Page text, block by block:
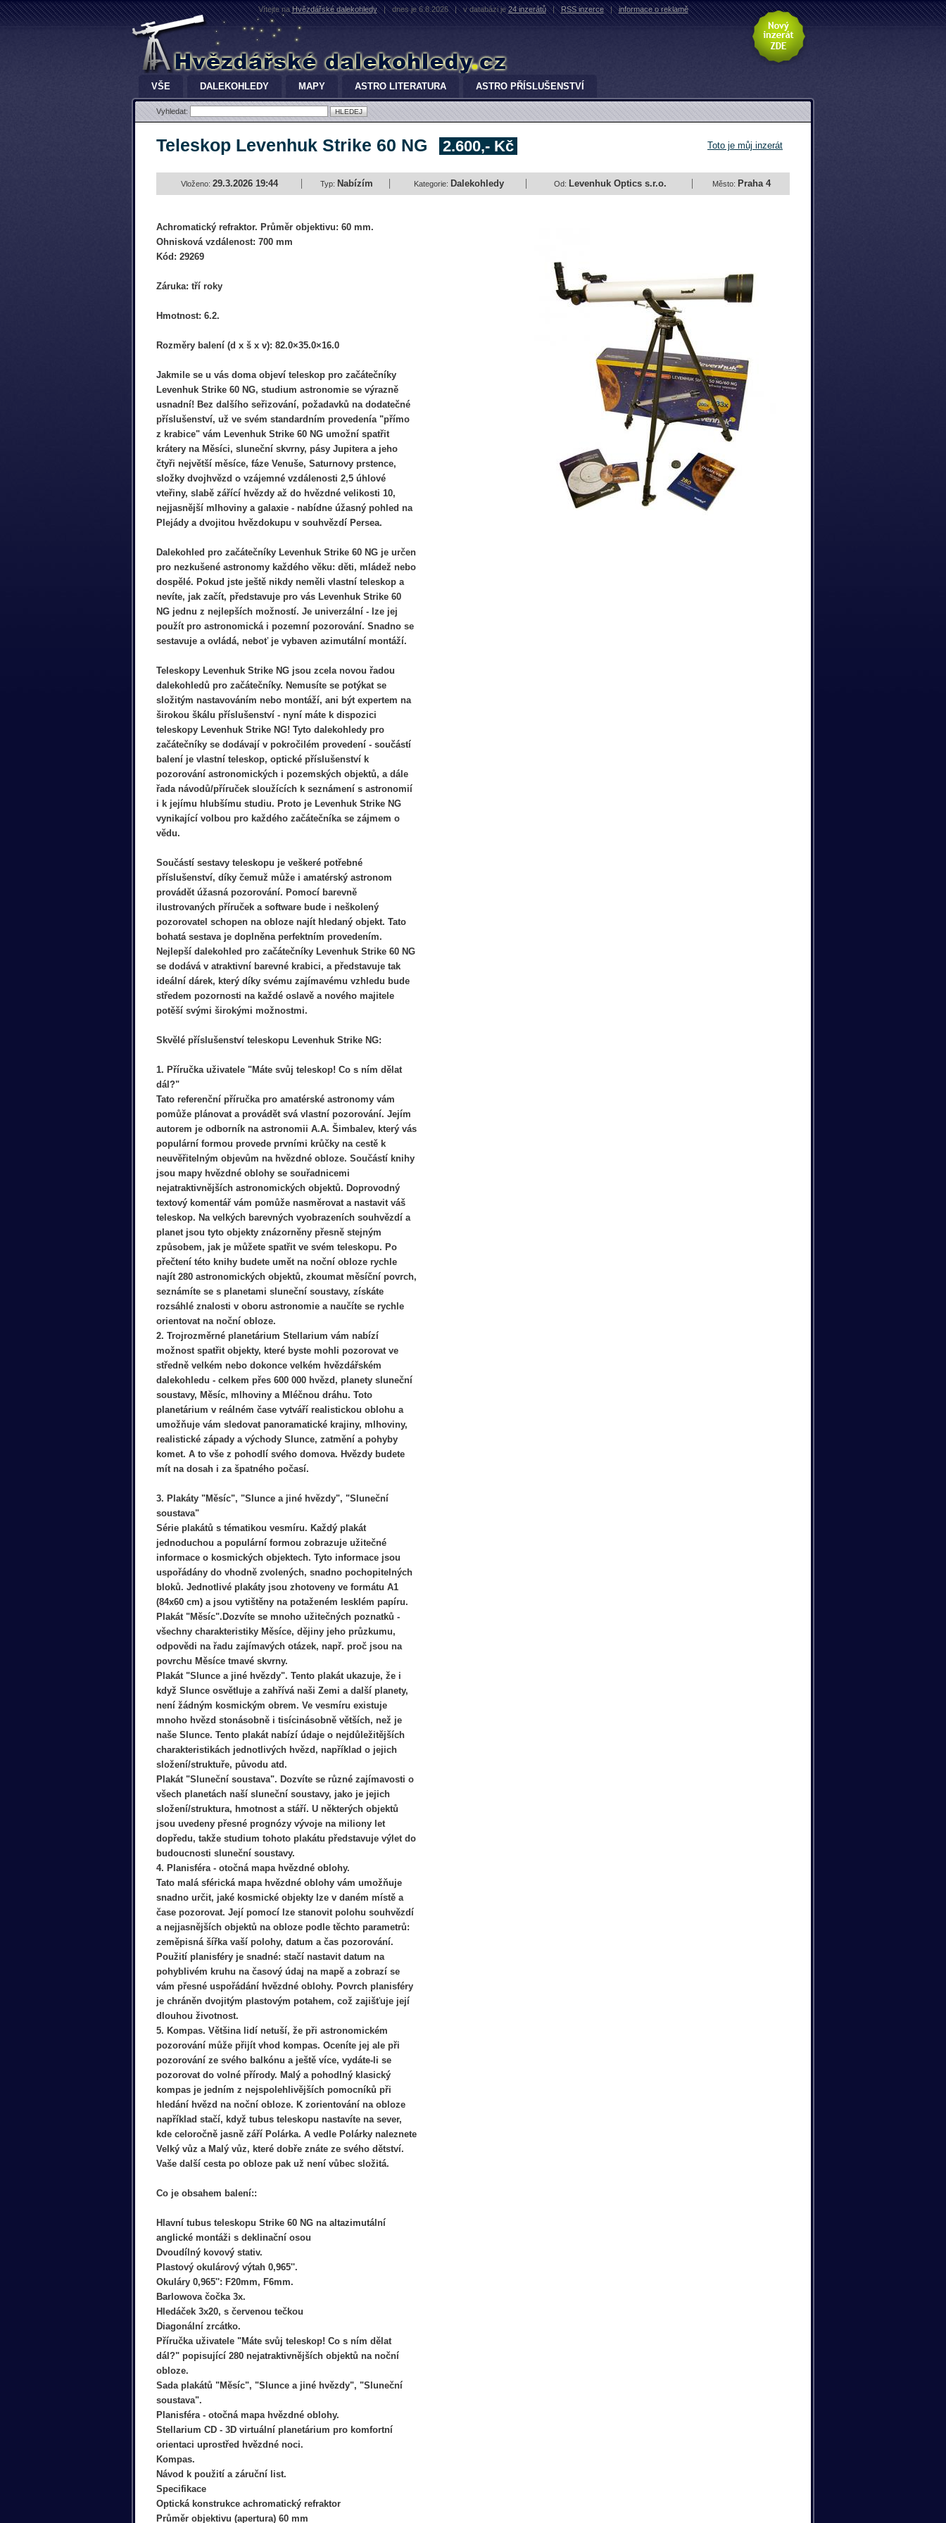
Vítejte naHvězdářské dalekohledy | dnes je 6.8.2026 | v databázi je24 inzerátů | RSS inzerce | informace o reklamě
VŠE DALEKOHLEDY MAPY ASTRO LITERATURA ASTRO PŘÍSLUŠENSTVÍ
Vyhledat:
Teleskop Levenhuk Strike 60 NG 2.600,- Kč Toto je můj inzerát
Vloženo: 29.3.2026 19:44 Typ: Nabízím Kategorie: Dalekohledy Od: Levenhuk Optics s.r.o. Město: Praha 4
Achromatický refraktor. Průměr objektivu: 60 mm.
Ohnisková vzdálenost: 700 mm
Kód: 29269
Záruka: tří roky
Hmotnost: 6.2.
Rozměry balení (d x š x v): 82.0×35.0×16.0
Jakmile se u vás doma objeví teleskop pro začátečníky
Levenhuk Strike 60 NG, studium astronomie se výrazně
usnadní! Bez dalšího seřizování, požadavků na dodatečné
příslušenství, už ve svém standardním provedenía "přímo
z krabice" vám Levenhuk Strike 60 NG umožní spatřit
krátery na Měsíci, sluneční skvrny, pásy Jupitera a jeho
čtyři největší měsíce, fáze Venuše, Saturnovy prstence,
složky dvojhvězd o vzájemné vzdálenosti 2,5 úhlové
vteřiny, slabě zářící hvězdy až do hvězdné velikosti 10,
nejjasnější mlhoviny a galaxie - nabídne úžasný pohled na
Plejády a dvojitou hvězdokupu v souhvězdí Persea.
Dalekohled pro začátečníky Levenhuk Strike 60 NG je určen
pro nezkušené astronomy každého věku: děti, mládež nebo
dospělé. Pokud jste ještě nikdy neměli vlastní teleskop a
nevíte, jak začít, představuje pro vás Levenhuk Strike 60
NG jednu z nejlepších možností. Je univerzální - lze jej
použít pro astronomická i pozemní pozorování. Snadno se
sestavuje a ovládá, neboť je vybaven azimutální montáží.
Teleskopy Levenhuk Strike NG jsou zcela novou řadou
dalekohledů pro začátečníky. Nemusíte se potýkat se
složitým nastavováním nebo montáží, ani být expertem na
širokou škálu příslušenství - nyní máte k dispozici
teleskopy Levenhuk Strike NG! Tyto dalekohledy pro
začátečníky se dodávají v pokročilém provedení - součástí
balení je vlastní teleskop, optické příslušenství k
pozorování astronomických i pozemských objektů, a dále
řada návodů/příruček sloužících k seznámení s astronomií
i k jejímu hlubšímu studiu. Proto je Levenhuk Strike NG
vynikající volbou pro každého začátečníka se zájmem o
vědu.
Součástí sestavy teleskopu je veškeré potřebné
příslušenství, díky čemuž může i amatérský astronom
provádět úžasná pozorování. Pomocí barevně
ilustrovaných příruček a software bude i neškolený
pozorovatel schopen na obloze najít hledaný objekt. Tato
bohatá sestava je doplněna perfektním provedením.
Nejlepší dalekohled pro začátečníky Levenhuk Strike 60 NG
se dodává v atraktivní barevné krabici, a představuje tak
ideální dárek, který díky svému zajímavému vzhledu bude
středem pozornosti na každé oslavě a nového majitele
potěší svými širokými možnostmi.
Skvělé příslušenství teleskopu Levenhuk Strike NG:
1. Příručka uživatele "Máte svůj teleskop! Co s ním dělat
dál?"
Tato referenční příručka pro amatérské astronomy vám
pomůže plánovat a provádět svá vlastní pozorování. Jejím
autorem je odborník na astronomii A.A. Šimbalev, který vás
populární formou provede prvními krůčky na cestě k
neuvěřitelným objevům na hvězdné obloze. Součástí knihy
jsou mapy hvězdné oblohy se souřadnicemi
nejatraktivnějších astronomických objektů. Doprovodný
textový komentář vám pomůže nasměrovat a nastavit váš
teleskop. Na velkých barevných vyobrazeních souhvězdí a
planet jsou tyto objekty znázorněny přesně stejným
způsobem, jak je můžete spatřit ve svém teleskopu. Po
přečtení této knihy budete umět na noční obloze rychle
najít 280 astronomických objektů, zkoumat měsíční povrch,
seznámíte se s planetami sluneční soustavy, získáte
rozsáhlé znalosti v oboru astronomie a naučíte se rychle
orientovat na noční obloze.
2. Trojrozměrné planetárium Stellarium vám nabízí
možnost spatřit objekty, které byste mohli pozorovat ve
středně velkém nebo dokonce velkém hvězdářském
dalekohledu - celkem přes 600 000 hvězd, planety sluneční
soustavy, Měsíc, mlhoviny a Mléčnou dráhu. Toto
planetárium v reálném čase vytváří realistickou oblohu a
umožňuje vám sledovat panoramatické krajiny, mlhoviny,
realistické západy a východy Slunce, zatmění a pohyby
komet. A to vše z pohodlí svého domova. Hvězdy budete
mít na dosah i za špatného počasí.
3. Plakáty "Měsíc", "Slunce a jiné hvězdy", "Sluneční
soustava"
Série plakátů s tématikou vesmíru. Každý plakát
jednoduchou a populární formou zobrazuje užitečné
informace o kosmických objektech. Tyto informace jsou
uspořádány do vhodně zvolených, snadno pochopitelných
bloků. Jednotlivé plakáty jsou zhotoveny ve formátu A1
(84x60 cm) a jsou vytištěny na potaženém lesklém papíru.
Plakát "Měsíc".Dozvíte se mnoho užitečných poznatků -
všechny charakteristiky Měsíce, dějiny jeho průzkumu,
odpovědi na řadu zajímavých otázek, např. proč jsou na
povrchu Měsíce tmavé skvrny.
Plakát "Slunce a jiné hvězdy". Tento plakát ukazuje, že i
když Slunce osvětluje a zahřívá naši Zemi a další planety,
není žádným kosmickým obrem. Ve vesmíru existuje
mnoho hvězd stonásobně i tisícinásobně větších, než je
naše Slunce. Tento plakát nabízí údaje o nejdůležitějších
charakteristikách jednotlivých hvězd, například o jejich
složení/struktuře, původu atd.
Plakát "Sluneční soustava". Dozvíte se různé zajímavosti o
všech planetách naší sluneční soustavy, jako je jejich
složení/struktura, hmotnost a stáří. U některých objektů
jsou uvedeny přesné prognózy vývoje na miliony let
dopředu, takže studium tohoto plakátu představuje výlet do
budoucnosti sluneční soustavy.
4. Planisféra - otočná mapa hvězdné oblohy.
Tato malá sférická mapa hvězdné oblohy vám umožňuje
snadno určit, jaké kosmické objekty lze v daném místě a
čase pozorovat. Její pomocí lze stanovit polohu souhvězdí
a nejjasnějších objektů na obloze podle těchto parametrů:
zeměpisná šířka vaší polohy, datum a čas pozorování.
Použití planisféry je snadné: stačí nastavit datum na
pohyblivém kruhu na časový údaj na mapě a zobrazí se
vám přesné uspořádání hvězdné oblohy. Povrch planisféry
je chráněn dvojitým plastovým potahem, což zajišťuje její
dlouhou životnost.
5. Kompas. Většina lidí netuší, že při astronomickém
pozorování může přijít vhod kompas. Oceníte jej ale při
pozorování ze svého balkónu a ještě více, vydáte-li se
pozorovat do volné přírody. Malý a pohodlný klasický
kompas je jedním z nejspolehlivějších pomocníků při
hledání hvězd na noční obloze. K zorientování na obloze
například stačí, když tubus teleskopu nastavíte na sever,
kde celoročně jasně září Polárka. A vedle Polárky naleznete
Velký vůz a Malý vůz, které dobře znáte ze svého dětství.
Vaše další cesta po obloze pak už není vůbec složitá.
Co je obsahem balení::
Hlavní tubus teleskopu Strike 60 NG na altazimutální
anglické montáži s deklinační osou
Dvoudílný kovový stativ.
Plastový okulárový výtah 0,965''.
Okuláry 0,965'': F20mm, F6mm.
Barlowova čočka 3x.
Hledáček 3x20, s červenou tečkou
Diagonální zrcátko.
Příručka uživatele "Máte svůj teleskop! Co s ním dělat
dál?" popisující 280 nejatraktivnějších objektů na noční
obloze.
Sada plakátů "Měsíc", "Slunce a jiné hvězdy", "Sluneční
soustava".
Planisféra - otočná mapa hvězdné oblohy.
Stellarium CD - 3D virtuální planetárium pro komfortní
orientaci uprostřed hvězdné noci.
Kompas.
Návod k použití a záruční list.
Specifikace
Optická konstrukce achromatický refraktor
Průměr objektivu (apertura) 60 mm